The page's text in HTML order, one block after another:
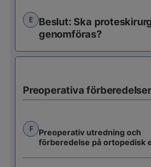
E
Beslut: Ska
genomföras?
Preoperativa förberedelser
F
Preoperativ utredning och
förberedelse på ortopedisk